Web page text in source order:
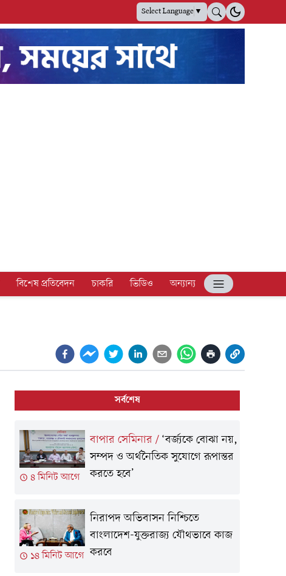
Select Language▼
বিশেষ প্রতিবেদন চাকরি ভিডিও
অন্যান্য
সর্বশেষ
৪ মিনিট আগে
বাপার সেমিনার/ ‘বর্জ্যকে বোঝা নয়,
সম্পদ ও অর্থনৈতিক সুযোগে রূপান্তর
করতে হবে’
১৪ মিনিট আগে
নিরাপদ অভিবাসন নিশ্চিতে
বাংলাদেশ-যুক্তরাজ্য যৌথভাবে কাজ
করবে